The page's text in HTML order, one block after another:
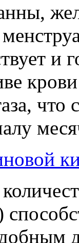
и
что